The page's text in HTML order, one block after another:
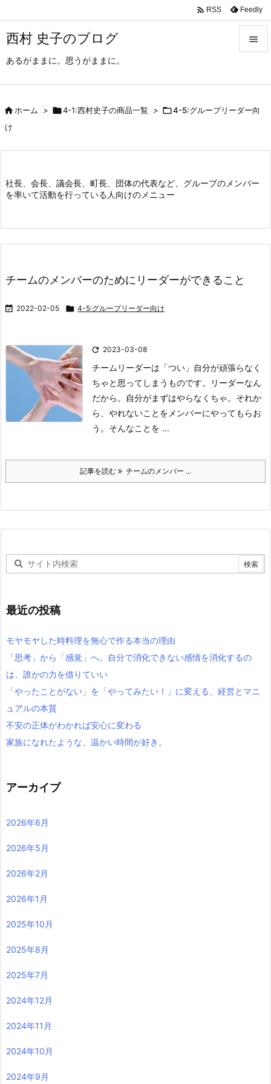
西村 史子のブログ
あるがままに。思うがままに。

サイド

 RSS Feedly
ホーム > 4-1:西村史子の商品一覧 > 4-5:グループリーダー向
け
社長、会長、議会長、町長、団体の代表など、グループのメンバー
を率いて活動を行っている人向けのメニュー
チームのメンバーのためにリーダーができること
 2022-02-05  4-5:グループリーダー向け
 2023-03-08
チームリーダーは「つい」 自分が頑張らなく
ちゃと思ってしまうものです。
リーダーなん
だから。
自分がまずはやらなくちゃ。 それか
ら、やれないことをメンバーにやってもらお
う。 そんなことを ...
記事を読む チームのメンバー ...
最近の投稿
モヤモヤした時料理を無心で作る本当の理由
「思考」から「感覚」へ。自分で消化できない感情を消化するの
は、誰かの力を借りていい
「やったことがない」を「やってみたい！」に変える、経営とマニ
ュアルの本質
不安の正体がわかれば安心に変わる
家族になれたような、温かい時間が好き。
アーカイブ
2026年6月
2026年5月
2026年2月
2026年1月
2025年10月
2025年8月
2025年7月
2024年12月
2024年11月
2024年10月
2024年9月